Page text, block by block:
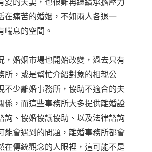
愛的夫妻，也很難再繼續承擔壓力
在痛苦的婚姻，不如兩人各退一
喘息的空間。
，婚姻市場也開始改變，過去只有
所，或是幫忙介紹對象的相親公
不少離婚事務所，協助不適合的夫
係，而這些事務所大多提供離婚證
詢、協婚協議協助、以及法律諮詢
能會遇到的問題，離婚事務所都會
在傳統觀念的人眼裡，這可能不是